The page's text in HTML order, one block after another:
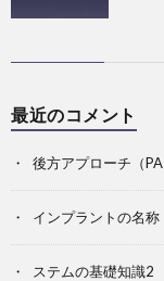
最近のコメント
後方アプローチ（PA
インプラントの名称
ステムの基礎知識2